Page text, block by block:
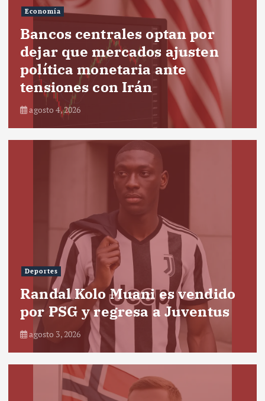
Economía
Bancos centrales optan por
dejar que mercados ajusten
política monetaria ante
tensiones con Irán
agosto 4, 2026
Deportes
Randal Kolo Muani es vendido
por PSG y regresa a Juventus
agosto 3, 2026